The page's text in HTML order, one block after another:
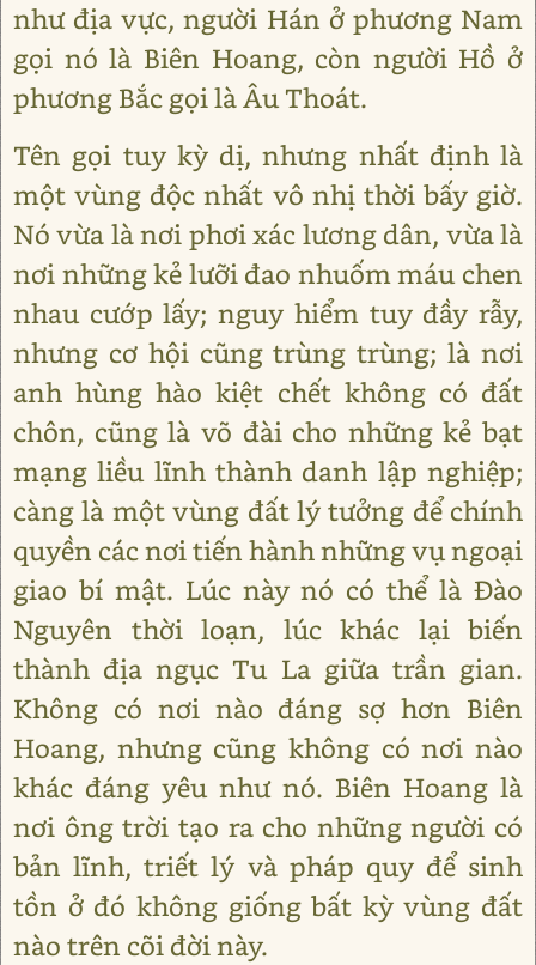
như địa vực, người Hán ở phương Nam
gọi nó là Biên Hoang, còn người Hồ ở
phương Bắc gọi là Âu Thoát.
Tên gọi tuy kỳ dị, nhưng nhất định là
một vùng độc nhất vô nhị thời bấy giờ.
Nó vừa là nơi phơi xác lương dân, vừa là
nơi những kẻ lưỡi đao nhuốm máu chen
nhau cướp lấy; nguy hiểm tuy đầy rẫy,
nhưng cơ hội cũng trùng trùng; là nơi
anh hùng hào kiệt chết không có đất
chôn, cũng là võ đài cho những kẻ bạt
mạng liều lĩnh thành danh lập nghiệp;
càng là một vùng đất lý tưởng để chính
quyền các nơi tiến hành những vụ ngoại
giao bí mật. Lúc này nó có thể là Đào
Nguyên thời loạn, lúc khác lại biến
thành địa ngục Tu La giữa trần gian.
Không có nơi nào đáng sợ hơn Biên
Hoang, nhưng cũng không có nơi nào
khác đáng yêu như nó. Biên Hoang là
nơi ông trời tạo ra cho những người có
bản lĩnh, triết lý và pháp quy để sinh
tồn ở đó không giống bất kỳ vùng đất
nào trên cõi đời này.